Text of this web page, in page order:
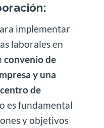
implementar
laborales en
convenio de
y una
de
es fundamental
y objetivos